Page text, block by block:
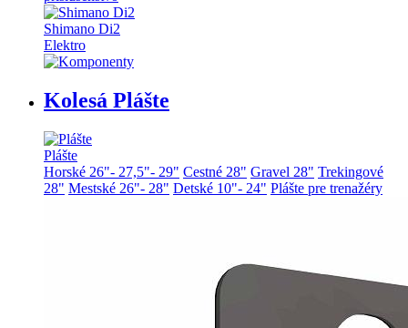
Shimano Di2
Elektro
Kolesá Plášte
Plášte
Horské 26"- 27,5"- 29" Cestné 28" Gravel 28" Trekingové
28" Mestské 26"- 28" Detské 10"- 24" Plášte pre trenažéry